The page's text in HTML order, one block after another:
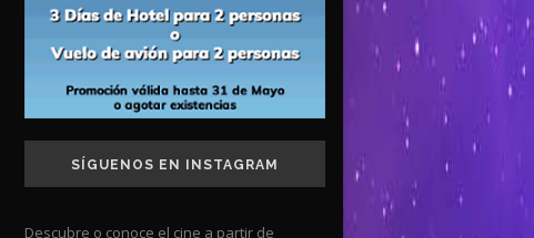
SÍGUENOS EN INSTAGRAM
Descubre o conoce el cine a partir de